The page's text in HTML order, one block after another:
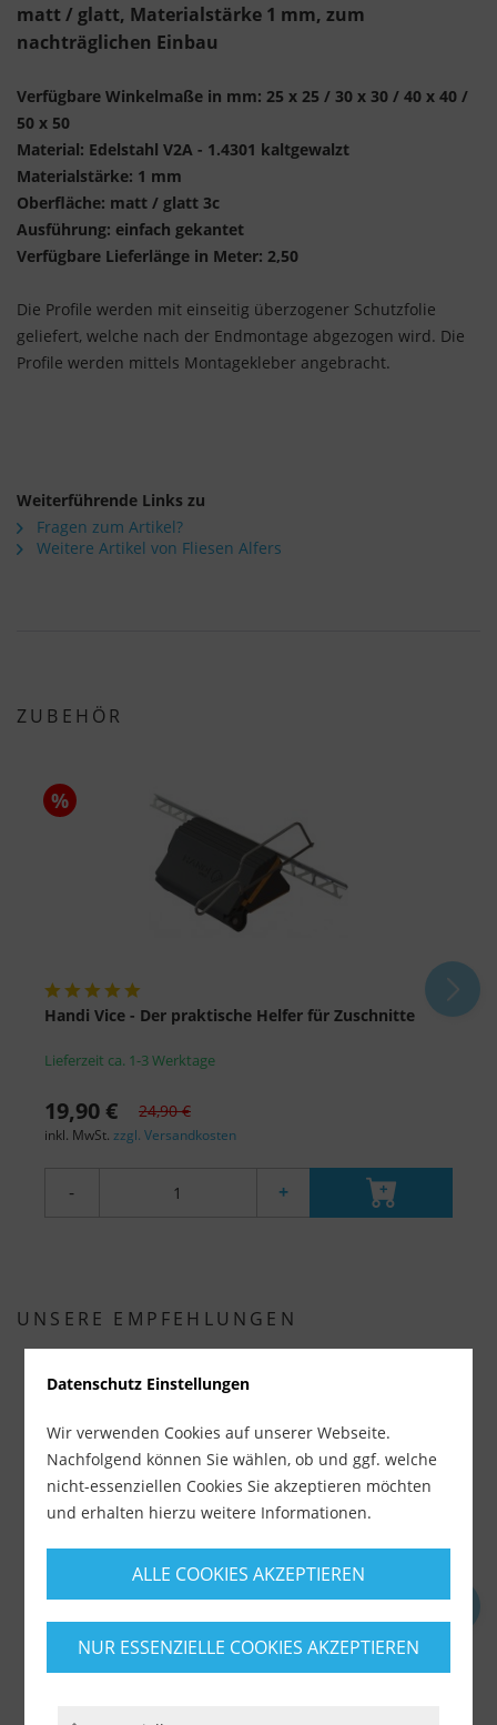
matt / glatt, Materialstärke 1 mm, zum
nachträglichen Einbau
Verfügbare Winkelmaße in mm: 25 x 25 / 30 x 30 / 40 x 40 /
50 x 50
Material: Edelstahl V2A - 1.4301 kaltgewalzt
Materialstärke: 1 mm
Oberfläche: matt / glatt 3c
Ausführung: einfach gekantet
Verfügbare Lieferlänge in Meter: 2,50
Die Profile werden mit einseitig überzogener Schutzfolie
geliefert, welche nach der Endmontage abgezogen wird. Die
Profile werden mittels Montagekleber angebracht.
Weiterführende Links zu
Fragen zum Artikel?
Weitere Artikel von Fliesen Alfers
ZUBEHÖR
%
Handi Vice - Der praktische Helfer für Zuschnitte
Lieferzeit ca. 1-3 Werktage
19,90 € 24,90 €
inkl. MwSt. zzgl. Versandkosten
- +
UNSERE EMPFEHLUNGEN
Rubi Slab Cutter G3 (Art. 16900)
Datenschutz Einstellungen
Wir verwenden Cookies auf unserer Webseite.
Nachfolgend können Sie wählen, ob und ggf. welche
nicht-essenziellen Cookies Sie akzeptieren möchten
und erhalten hierzu weitere Informationen.
ALLE COOKIES AKZEPTIEREN
NUR ESSENZIELLE COOKIES AKZEPTIEREN